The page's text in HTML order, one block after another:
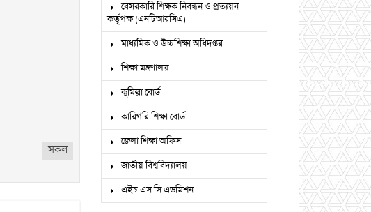
সকল
বেসরকারি শিক্ষক নিবন্ধন ও প্রত্যয়ন
কর্তৃপক্ষ (এনটিআরসিএ)
মাধ্যমিক ও উচ্চশিক্ষা অধিদপ্তর
শিক্ষা মন্ত্রণালয়
কুমিল্লা বোর্ড
কারিগরি শিক্ষা বোর্ড
জেলা শিক্ষা অফিস
জাতীয় বিশ্ববিদ্যালয়
এইচ এস সি এডমিশন